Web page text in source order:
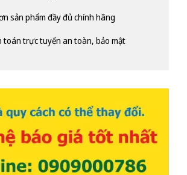
sản phẩm đầy đủ chính hãng
toán trực tuyến an toàn, bảo mật